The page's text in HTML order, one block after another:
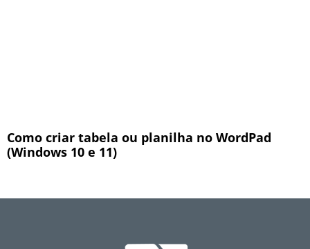
Como criar tabela ou planilha no WordPad
(Windows 10 e 11)